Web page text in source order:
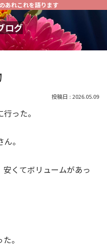
あれこれを語ります
ログ
2026.05.09
った。
。
くてボリュームがあっ
。